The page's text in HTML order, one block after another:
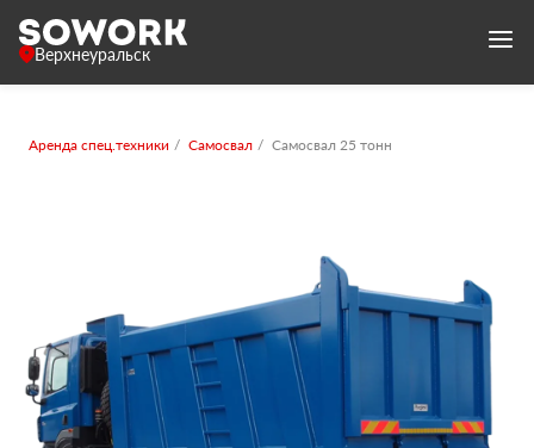
Верхнеуральск
Аренда спец.техники Самосвал Самосвал 25 тонн